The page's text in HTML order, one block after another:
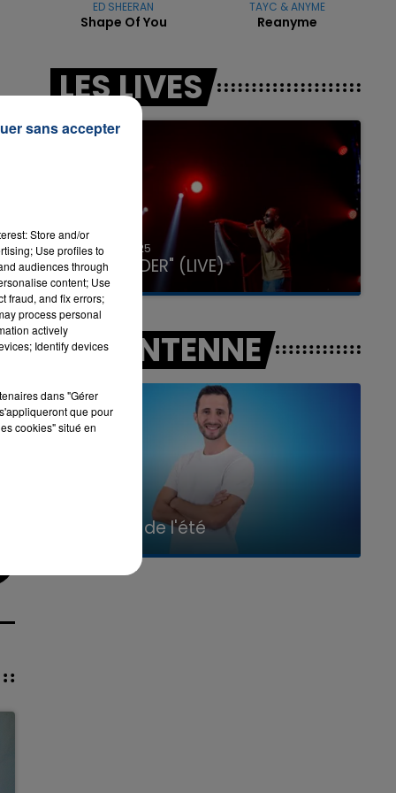
LA TEAM DE L'ÉTÉ
ED SHEERAN
Shape Of You
TAYC & ANYME
Reanyme
LES LIVES
31 janvier 2025
GIMS "SPIDER" (LIVE)
A L'ANTENNE
La Team de l'été
Store and/or
Use profiles to
audiences through
content; Use
fraud, and fix errors;
process personal
actively
Identify devices
dans "Gérer
que pour
cookies" situé en
sans accepter